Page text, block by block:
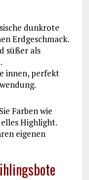
dunkrote
Erdgeschmack.
süßer als
innen, perfekt
Farben wie
Highlight.
eigenen